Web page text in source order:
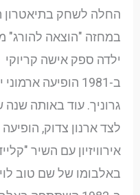
החלה לשחק בתיאטרון
במחזה "הוצאה להורג"
ילדה ספק אישה קריוקי
ב-1981 הופיעה
גרוניך. עוד באותה
לצד ארנון צדוק,
אירוויזיון עם השיר
באלבומו של שם טוב